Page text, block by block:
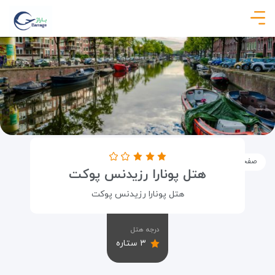
صفحه نخست اقامتگاه ها هتل پونارا رزیدنس پوکت
هتل پونارا رزیدنس پوکت
هتل پونارا رزیدنس پوکت
درجه هتل